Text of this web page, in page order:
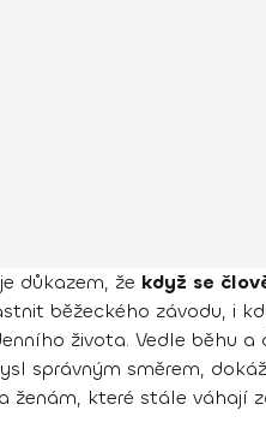
důkazem, že když se
běžeckého závodu, i
života. Vedle běhu
správným směrem,
ženám, které stále váhají